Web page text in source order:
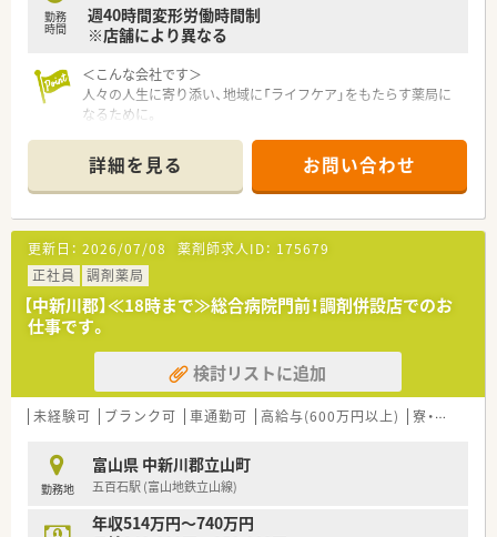
勤務
時間
週40時間変形労働時間制
※店舗により異なる
＜こんな会社です＞
人々の人生に寄り添い、地域に「ライフケア」をもたらす薬局に
なるために。
りひとりの人生に寄り添い、質の高い医療サービスを届ける薬剤
師を求め育てています。
＜特徴・ポイントのご紹介＞
★薬剤師を守る独自システム
業務をサポートするために様々なシステムを独自開発していま
す。
その一つが約20年前から導入され、進化を続けている調剤シス
テム「SPITS」。
処方箋受付から一連の調剤業務を連動させ、業務効率化を図るほ
か、
調剤過誤防止機能を高め、患者様と働くスタッフを守っていま
す。
システム改修が必要な制度変更があった場合も、迅速に対応でき
★刷新された新規採用者研修
中途入社ならではの悩みを解消し、さくら薬局グループのビジョ
ンや社内規定などをご案内。
詳細を見る お問い合わせ
更新日： 2026/07/08 薬剤師求人ID： 175679
正社員
調剤薬局
【中新川郡】≪18時まで≫総合病院門前！調剤併設店でのお
仕事です。
検討リストに追加
未経験可 ブランク可 車通勤可 高給与(600万円以上) 寮・借上社宅あり
勤務地
富山県 中新川郡立山町
五百石駅 (富山地鉄立山線)
年収514万円～740万円